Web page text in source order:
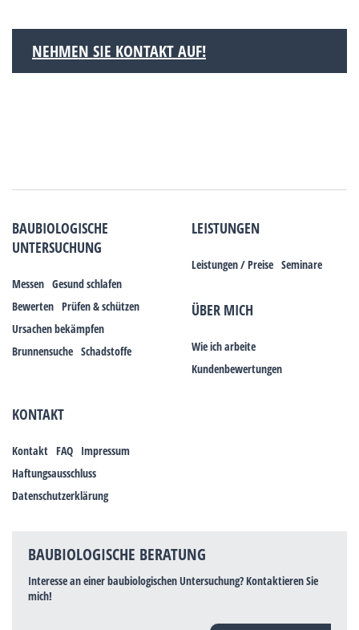
NEHMEN SIE KONTAKT AUF!
BAUBIOLOGISCHE
UNTERSUCHUNG
Messen Gesund schlafen
Bewerten Prüfen & schützen
Ursachen bekämpfen
Brunnensuche Schadstoffe
LEISTUNGEN
Leistungen / Preise Seminare
ÜBER MICH
Wie ich arbeite
Kundenbewertungen
KONTAKT
Kontakt FAQ Impressum
Haftungsausschluss
Datenschutzerklärung
BAUBIOLOGISCHE BERATUNG
Interesse an einer baubiologischen Untersuchung? Kontaktieren Sie
mich!